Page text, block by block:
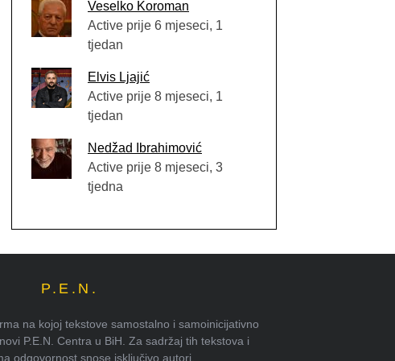
Veselko Koroman
Active prije 6 mjeseci, 1
tjedan
Elvis Ljajić
Active prije 8 mjeseci, 1
tjedan
Nedžad Ibrahimović
Active prije 8 mjeseci, 3
tjedna
P.E.N.
na kojoj tekstove samostalno i samoinicijativno
P.E.N. Centra u BiH. Za sadržaj tih tekstova i
odgovornost snose isključivo autori.